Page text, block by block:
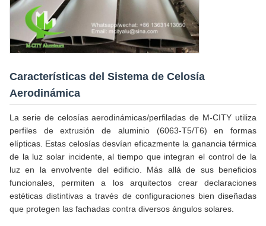
Características del Sistema de Celosía
Aerodinámica
La serie de celosías aerodinámicas/perfiladas de M-CITY utiliza
perfiles de extrusión de aluminio (6063-T5/T6) en formas
elípticas. Estas celosías desvían eficazmente la ganancia térmica
de la luz solar incidente, al tiempo que integran el control de la
luz en la envolvente del edificio. Más allá de sus beneficios
funcionales, permiten a los arquitectos crear declaraciones
estéticas distintivas a través de configuraciones bien diseñadas
que protegen las fachadas contra diversos ángulos solares.